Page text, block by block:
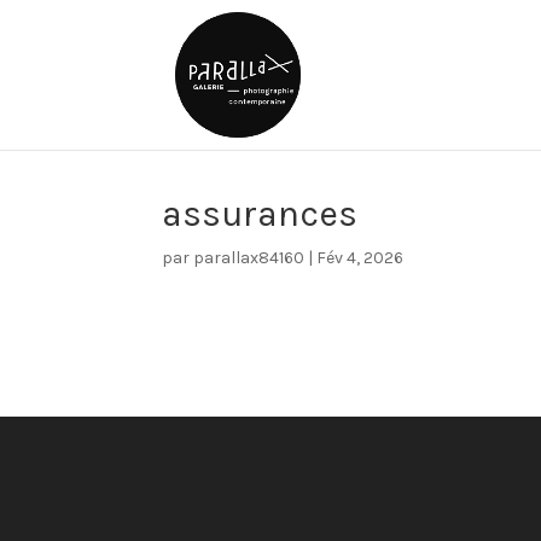
assurances
par parallax84160 | Fév 4, 2026